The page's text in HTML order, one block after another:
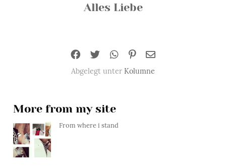
Alles Liebe
Abgelegt unter Kolumne
More from my site
From where i stand